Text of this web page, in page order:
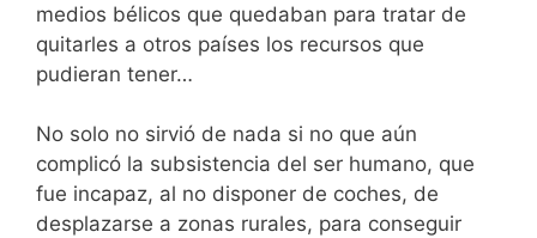
medios bélicos que quedaban para tratar de
quitarles a otros países los recursos que
pudieran tener…
No solo no sirvió de nada si no que aún
complicó la subsistencia del ser humano, que
fue incapaz, al no disponer de coches, de
desplazarse a zonas rurales, para conseguir